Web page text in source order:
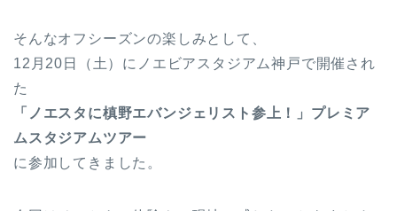
そんなオフシーズンの楽しみとして、
12月20日（土）にノエビアスタジアム神戸で開催され
た
「ノエスタに槙野エバンジェリスト参上！」プレミア
ムスタジアムツアー
に参加してきました。